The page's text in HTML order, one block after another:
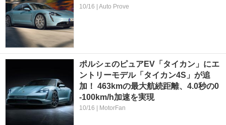
10/16 | Auto Prove
ポルシェのピュアEV「タイカン」にエ
ントリーモデル「タイカン4S」が追
加！ 463kmの最大航続距離、4.0秒の0
-100km/h加速を実現
10/16 | MotorFan